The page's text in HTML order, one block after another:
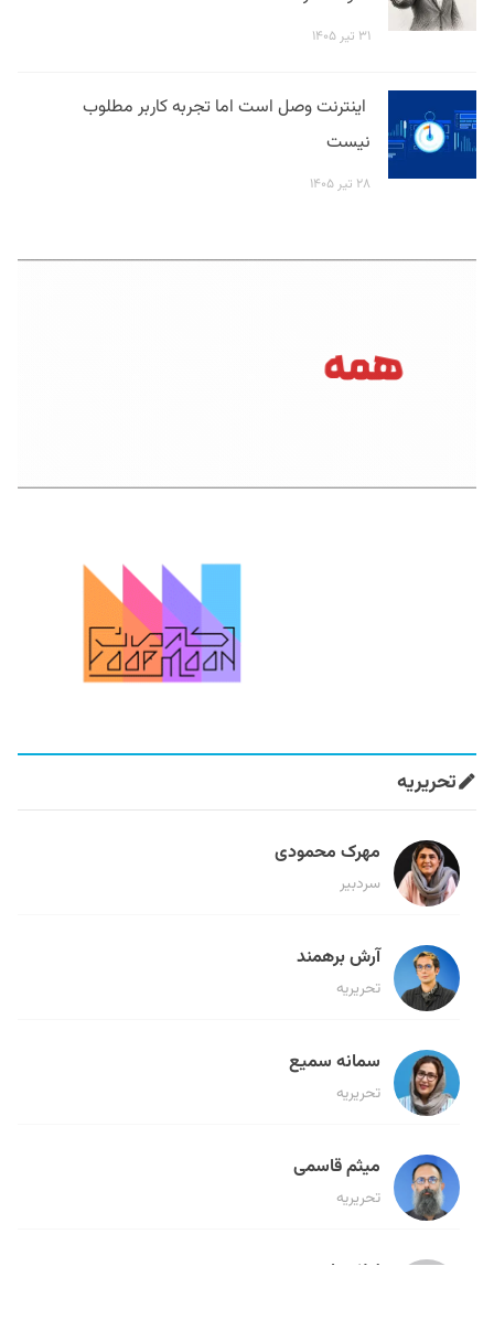
۳۱ تیر ۱۴۰۵
اینترنت وصل است اما تجربه کاربر مطلوب
نیست
۲۸ تیر ۱۴۰۵
تحریریه
مهرک محمودی
سردبیر
آرش برهمند
تحریریه
سمانه سمیع
تحریریه
میثم قاسمی
تحریریه
لیلا حنارود